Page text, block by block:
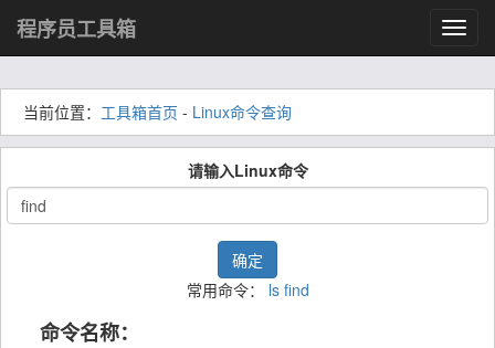
程序员工具箱
当前位置： 工具箱首页 - Linux命令查询
请输入Linux命令
确定
常用命令： ls find
命令名称：